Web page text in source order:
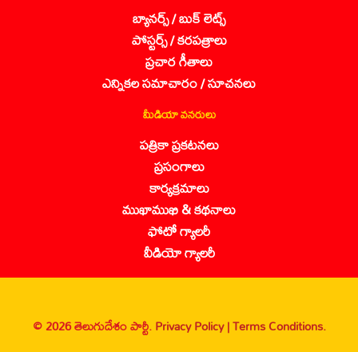
బ్యానర్స్ / బుక్ లెట్స్
పోస్టర్స్ / కరపత్రాలు
ప్రచార గీతాలు
ఎన్నికల సమాచారం / సూచనలు
మీడియా వనరులు
పత్రికా ప్రకటనలు
ప్రసంగాలు
కార్యక్రమాలు
ముఖాముఖి & కథనాలు
ఫోటో గ్యాలరీ
వీడియో గ్యాలరీ
© 2026 తెలుగుదేశం పార్టీ.Privacy Policy |Terms Conditions.